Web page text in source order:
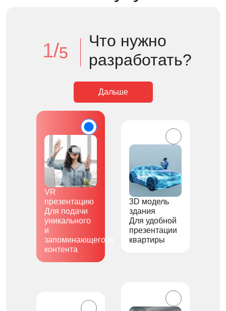
1/5
Что нужно
разработать?
Дальше
VR
презентацию
Для подачи
уникального
и
запоминающегося
контента
3D модель
здания
Для удобной
презентации
квартиры